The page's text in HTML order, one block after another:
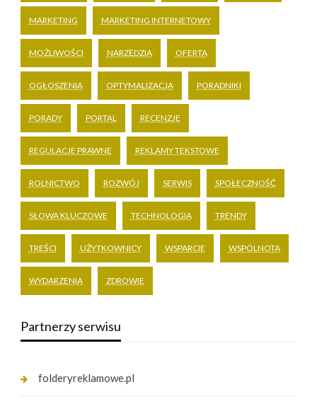
MARKETING MARKETING INTERNETOWY
MOŻLIWOŚCI NARZĘDZIA OFERTA
OGŁOSZENIA OPTYMALIZACJA PORADNIKI
PORADY PORTAL RECENZJE
REGULACJE PRAWNE REKLAMY TEKSTOWE
ROLNICTWO ROZWÓJ SERWIS SPOŁECZNOŚĆ
SŁOWA KLUCZOWE TECHNOLOGIA TRENDY
TREŚCI UŻYTKOWNICY WSPARCIE WSPÓLNOTA
WYDARZENIA ZDROWIE
Partnerzy serwisu
folderyreklamowe.pl